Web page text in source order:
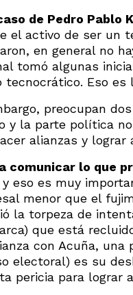
de Pedro Pablo
el activo de ser un
en general no
tomó algunas
tecnocrático. Eso es
preocupan
y la parte política
alianzas y lograr
comunicar lo que
y eso es muy
menor que el
la torpeza de
que está
con Acuña,
electoral) es su
pericia para lograr